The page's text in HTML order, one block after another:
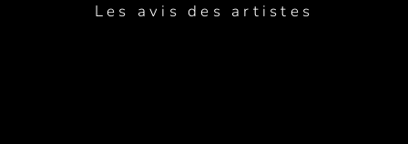
Les avis des artistes